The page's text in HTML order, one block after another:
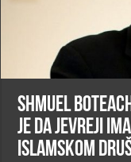
Shmuel
je da Jevreji
islamskom